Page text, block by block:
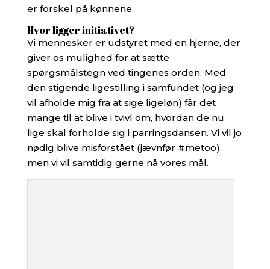
er forskel på kønnene.
Hvor ligger initiativet?
Vi mennesker er udstyret med en hjerne, der
giver os mulighed for at sætte
spørgsmålstegn ved tingenes orden. Med
den stigende ligestilling i samfundet (og jeg
vil afholde mig fra at sige ligeløn) får det
mange til at blive i tvivl om, hvordan de nu
lige skal forholde sig i parringsdansen. Vi vil jo
nødig blive misforstået (jævnfør #metoo),
men vi vil samtidig gerne nå vores mål.